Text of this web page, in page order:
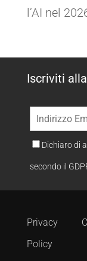
l’AI nel
Iscriviti
Dichiaro di
secondo il
Privacy
Policy